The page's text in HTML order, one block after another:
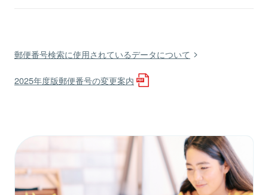
郵便番号検索に使用されているデータについて
2025年度版郵便番号の変更案内